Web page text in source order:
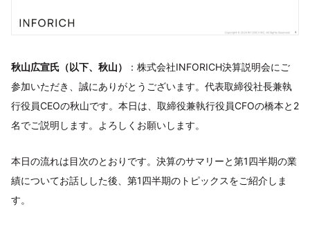
秋山広宣氏（以下、秋山）
：株式会社INFORICH決算説明会にご
参加いただき、誠にありがとうございます。代表取締役社長兼執
行役員CEOの秋山です。本日は、取締役兼執行役員CFOの橋本と2
名でご説明します。よろしくお願いします。
本日の流れは目次のとおりです。決算のサマリーと第1四半期の業
績についてお話しした後、第1四半期のトピックスをご紹介しま
す。